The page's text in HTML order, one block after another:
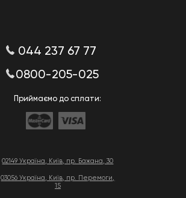
02149 Україна, Київ, пр. Бажана, 30
03056 Україна, Київ, пр. Перемоги,
15
044 237 67 77
0800-205-025
Приймаємо до сплати: